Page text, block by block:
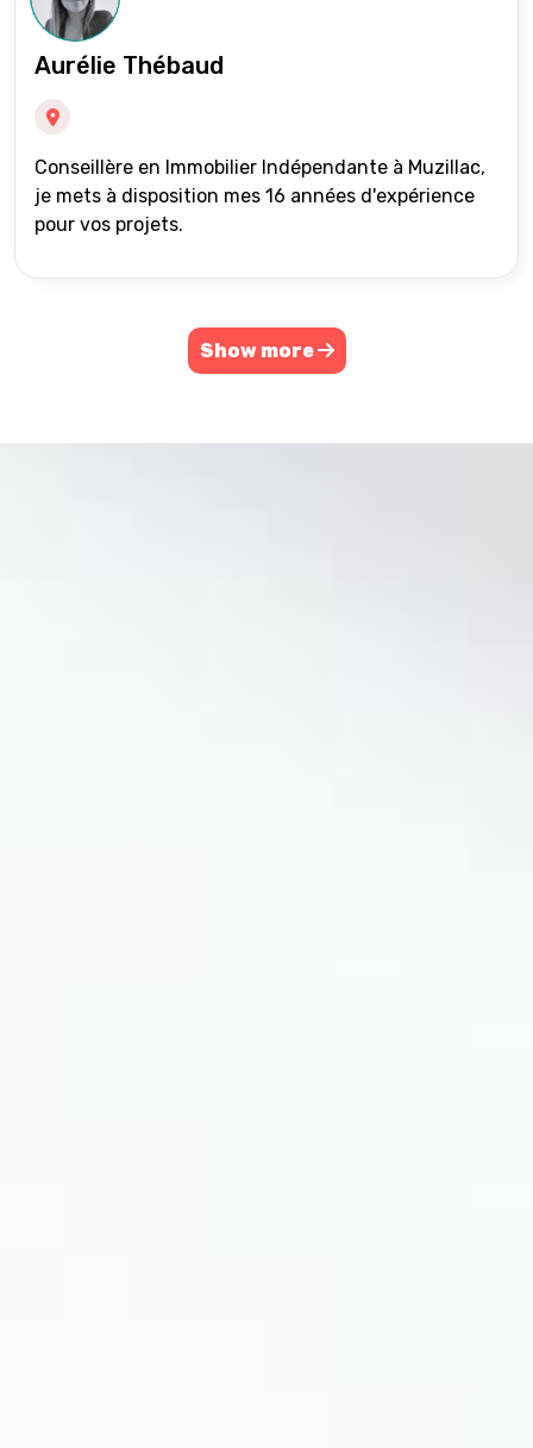
Aurélie Thébaud
Conseillère en Immobilier Indépendante à Muzillac,
je mets à disposition mes 16 années d'expérience
pour vos projets.
Show more